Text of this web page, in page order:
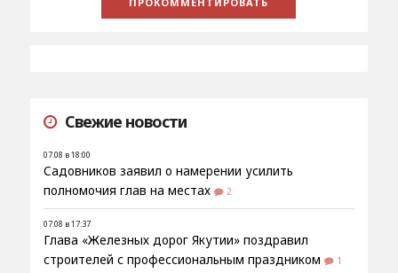
Свежие новости
07.08 в 18:00
Садовников заявил о намерении усилить
полномочия глав на местах
2
07.08 в 17:37
Глава «Железных дорог Якутии» поздравил
строителей с профессиональным праздником
1